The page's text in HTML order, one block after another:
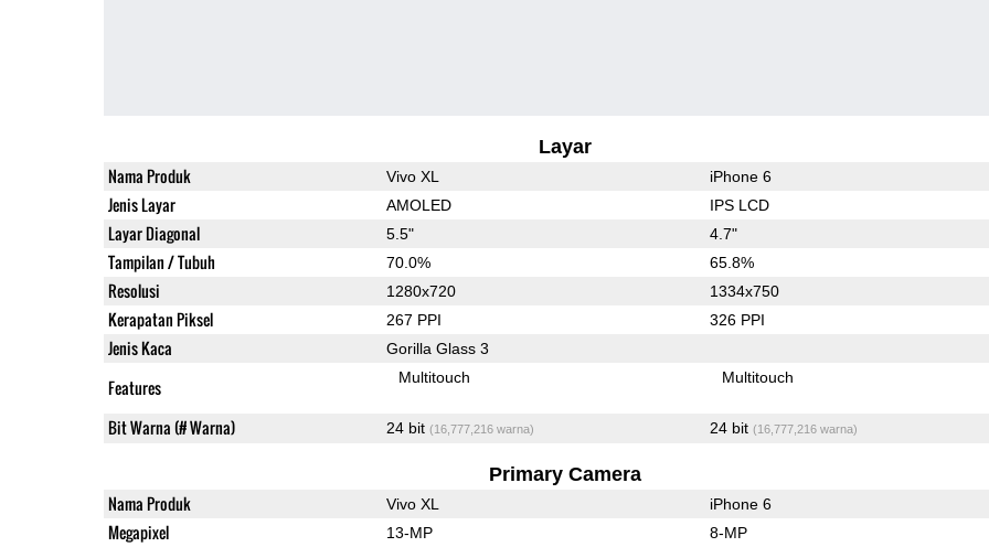
Layar
Nama Produk Vivo XL iPhone 6
Jenis Layar AMOLED IPS LCD
Layar Diagonal 5.5" 4.7"
Tampilan / Tubuh 70.0% 65.8%
Resolusi 1280x720 1334x750
Kerapatan Piksel 267 PPI 326 PPI
Jenis Kaca Gorilla Glass 3
Features Multitouch Multitouch
Bit Warna (# Warna) 24 bit (16,777,216 warna) 24 bit (16,777,216 warna)
Primary Camera
Nama Produk Vivo XL iPhone 6
Megapixel 13-MP 8-MP